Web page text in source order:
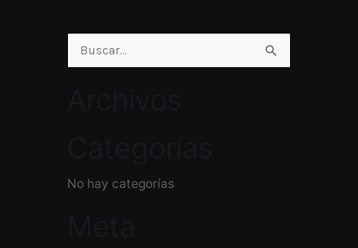
Buscar
No hay categorías